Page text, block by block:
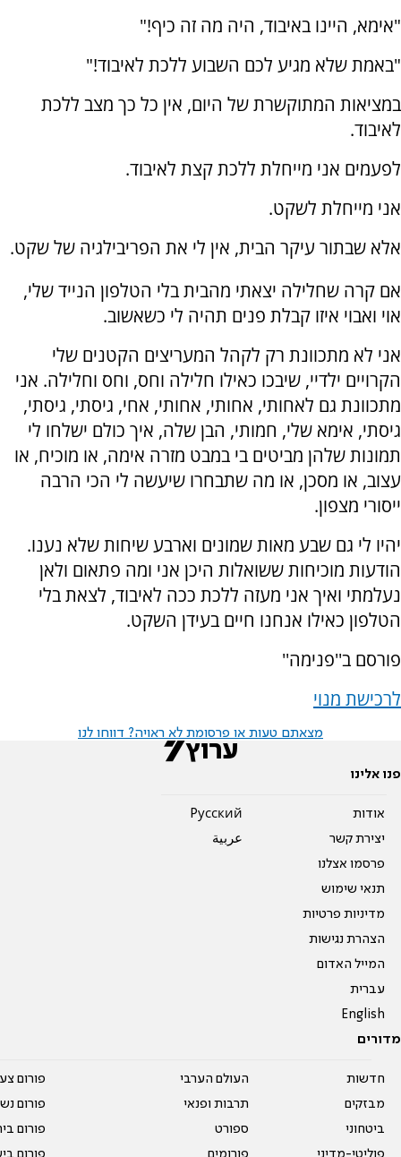
"אימא, היינו באיבוד, היה מה זה כיף!"
"באמת שלא מגיע לכם השבוע ללכת לאיבוד!"
במציאות המתוקשרת של היום, אין כל כך מצב ללכת
לאיבוד.
לפעמים אני מייחלת ללכת קצת לאיבוד.
אני מייחלת לשקט.
אלא שבתור עיקר הבית, אין לי את הפריבילגיה של שקט.
אם קרה שחלילה יצאתי מהבית בלי הטלפון הנייד שלי,
אוי ואבוי איזו קבלת פנים תהיה לי כשאשוב.
אני לא מתכוונת רק לקהל המעריצים הקטנים שלי
הקרויים ילדיי, שיבכו כאילו חלילה וחס, וחס וחלילה. אני
מתכוונת גם לאחותי, אחותי, אחותי, אחי, גיסתי, גיסתי,
גיסתי, אימא שלי, חמותי, הבן שלה, איך כולם ישלחו לי
תמונות שלהן מביטים בי במבט מזרה אימה, או מוכיח, או
עצוב, או מסכן, או מה שתבחרו שיעשה לי הכי הרבה
ייסורי מצפון.
יהיו לי גם שבע מאות שמונים וארבע שיחות שלא נענו.
הודעות מוכיחות ששואלות היכן אני ומה פתאום ולאן
נעלמתי ואיך אני מעזה ללכת ככה לאיבוד, לצאת בלי
הטלפון כאילו אנחנו חיים בעידן השקט.
פורסם ב''פנימה''
לרכישת מנוי
מצאתם טעות או פרסומת לא ראויה? דווחו לנו
פנו אלינו
אודות
יצירת קשר
פרסמו אצלנו
תנאי שימוש
מדיניות פרטיות
הצהרת נגישות
המייל האדום
עברית
English
Pусский
عربية
מדורים
חדשות
מבזקים
ביטחוני
פוליטי-מדיני
העולם הערבי
תרבות ופנאי
ספורט
פורומים
פורום
פורום
פורום
פורום